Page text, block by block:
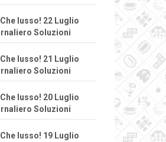
lusso! 22 Luglio
Soluzioni
lusso! 21 Luglio
Soluzioni
lusso! 20 Luglio
Soluzioni
lusso! 19 Luglio